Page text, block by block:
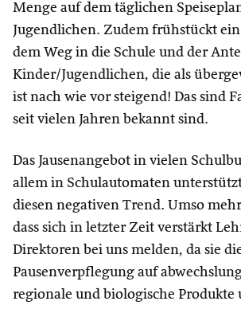
Menge auf dem täglichen
Jugendlichen. Zudem frühstückt
dem Weg in die Schule und der
Kinder/Jugendlichen, die als
ist nach wie vor steigend! Das sind
seit vielen Jahren bekannt sind.
Das Jausenangebot in vielen
allem in Schulautomaten
diesen negativen Trend. Umso
dass sich in letzter Zeit verstärkt
Direktoren bei uns melden, da sie
Pausenverpflegung auf
regionale und biologische Produkte